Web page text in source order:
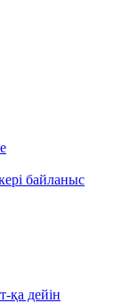
байланыс
қа дейін